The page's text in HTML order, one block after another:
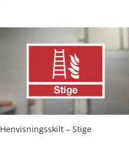
Henvisningsskilt – Stige